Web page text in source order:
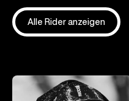
Alle Rider anzeigen